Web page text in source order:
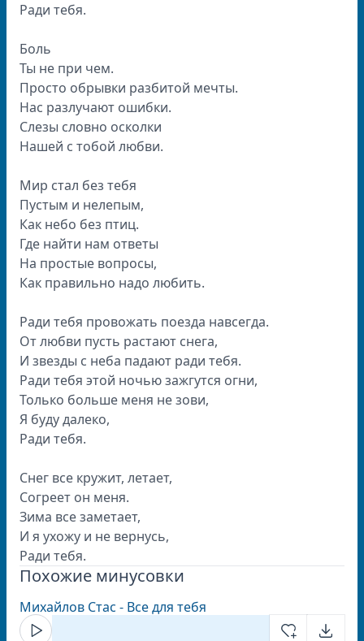
Ради тебя.
Боль
Ты не при чем.
Просто обрывки разбитой мечты.
Нас разлучают ошибки.
Слезы словно осколки
Нашей с тобой любви.
Мир стал без тебя
Пустым и нелепым,
Как небо без птиц.
Где найти нам ответы
На простые вопросы,
Как правильно надо любить.
Ради тебя провожать поезда навсегда.
От любви пусть растают снега,
И звезды с неба падают ради тебя.
Ради тебя этой ночью зажгутся огни,
Только больше меня не зови,
Я буду далеко,
Ради тебя.
Снег все кружит, летает,
Согреет он меня.
Зима все заметает,
И я ухожу и не вернусь,
Ради тебя.
Похожие минусовки
Михайлов Стас - Все для тебя